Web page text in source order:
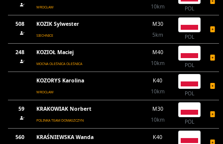
WROCŁAW
10km
POL
508 KOZIK Sylwester
SIECHNICE
M30
5km
POL
248 KOZIOŁ Maciej
MOCNA OLEŚNICA OLEŚNICA
M40
10km
POL
KOZORYS Karolina
WROCŁAW
K40
10km
POL
59 KRAKOWIAK Norbert
POLINKA TEAM DOMASZCZYN
M30
10km
POL
560 KRAŚNIEWSKA Wanda
K40